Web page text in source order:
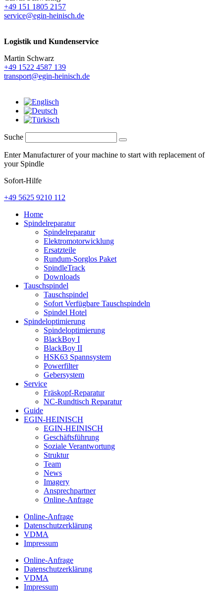
+49 151 1805 2157
service@egin-heinisch.de
Logistik und Kundenservice
Martin Schwarz
+49 1522 4587 139
transport@egin-heinisch.de
Suche
Enter Manufacturer of your machine to start with replacement of
your Spindle
Sofort-Hilfe
+49 5625 9210 112
Home
Spindelreparatur
Spindelreparatur
Elektromotorwicklung
Ersatzteile
Rundum-Sorglos Paket
SpindleTrack
Downloads
Tauschspindel
Tauschspindel
Sofort Verfügbare Tauschspindeln
Spindel Hotel
Spindeloptimierung
Spindeloptimierung
BlackBoy I
BlackBoy II
HSK63 Spannsystem
Powerfilter
Gebersystem
Service
Fräskopf-Reparatur
NC-Rundtisch Reparatur
Guide
EGIN-HEINISCH
EGIN-HEINISCH
Geschäftsführung
Soziale Verantwortung
Struktur
Team
News
Imagery
Ansprechpartner
Online-Anfrage
Online-Anfrage
Datenschutzerklärung
VDMA
Impressum
Online-Anfrage
Datenschutzerklärung
VDMA
Impressum